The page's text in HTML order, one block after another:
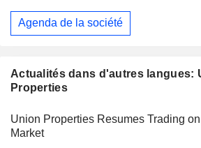
Actualités dans d'autres langues:
Properties
Union Properties Resumes Trading
Market
Agenda de la société